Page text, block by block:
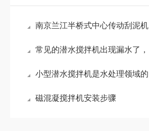
南京兰江半桥式中心传动刮泥机设备常见故障及解决
常见的潜水搅拌机出现漏水了，需要怎么解决？
小型潜水搅拌机是水处理领域的巧匠
磁混凝搅拌机安装步骤